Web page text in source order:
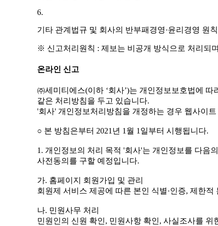
6.
기타 관계법규 및 회사의 반부패경영·윤리경영 원
※ 신고처리원칙 : 제보는 비공개 방식으로 처리되
온라인 신고
㈜세미티에스(이하 ‘회사’)는 개인정보보호법에
같은 처리방침을 두고 있습니다.
'회사' 개인정보처리방침을 개정하는 경우 웹사이
○ 본 방침은부터 2021년 1월 1일부터 시행됩니다.
1. 개인정보의 처리 목적 '회사'는 개인정보를 다음
사전동의를 구할 예정입니다.
가. 홈페이지 회원가입 및 관리
회원제 서비스 제공에 따른 본인 식별·인증, 제한
나. 민원사무 처리
민원인의 신원 확인, 민원사항 확인, 사실조사를